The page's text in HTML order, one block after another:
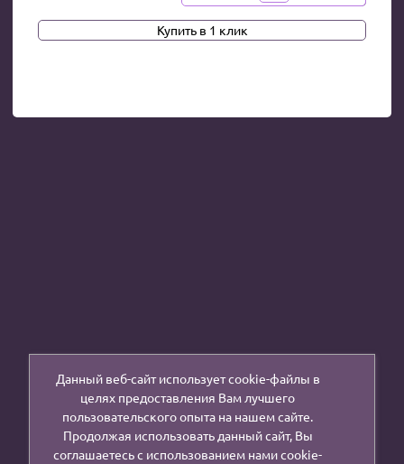
Купить в 1 клик
Данный веб-сайт использует cookie-файлы в
целях предоставления Вам лучшего
пользовательского опыта на нашем сайте.
Продолжая использовать данный сайт, Вы
соглашаетесь с использованием нами cookie-